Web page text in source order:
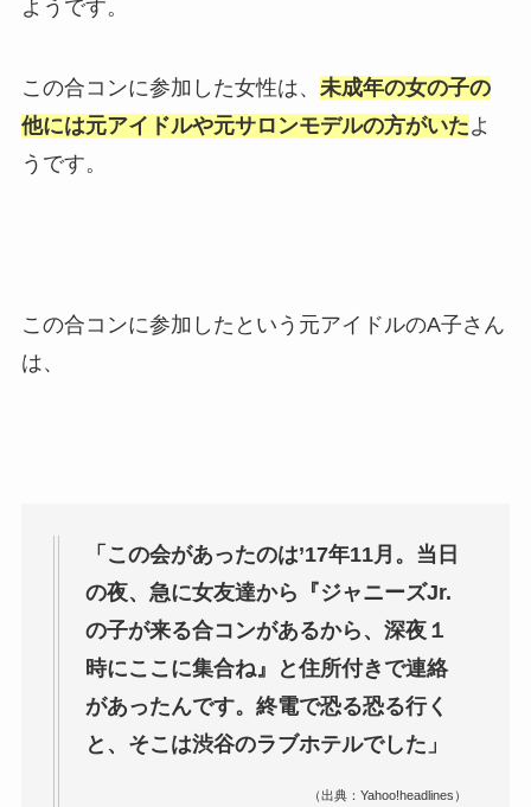
ようです。
この合コンに参加した女性は、 未成年の女の子の
他には元アイドルや元サロンモデルの方がいたよ
うです。
この合コンに参加したという元アイドルのA子さん
は、
「この会があったのは’17年11月。当日
の夜、急に女友達から『ジャニーズJr.
の子が来る合コンがあるから、深夜１
時にここに集合ね』と住所付きで連絡
があったんです。終電で恐る恐る行く
と、そこは渋谷のラブホテルでした」
（出典：Yahoo!headlines）